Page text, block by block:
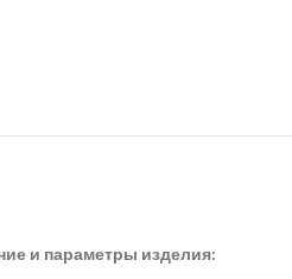
и параметры изделия: